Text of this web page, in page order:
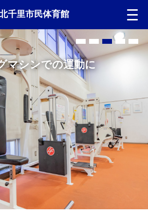
千里市民体育館
マシンでの運動に